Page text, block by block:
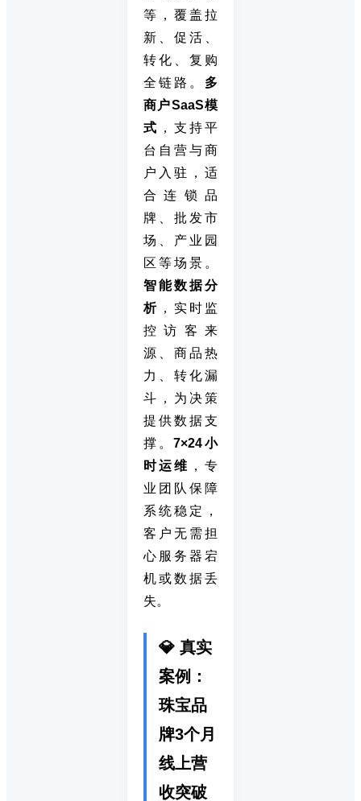
等，覆盖拉
新、促活、
转化、复购
全链路。 多
商户SaaS模
式 ，支持平
台自营与商
户入驻，适
合连锁品
牌、批发市
场、产业园
区等场景。
智能数据分
析 ，实时监
控访客来
源、商品热
力、转化漏
斗，为决策
提供数据支
撑。7×24小
时运维 ，专
业团队保障
系统稳定，
客户无需担
心服务器宕
机或数据丢
失。
💎 真实
案例：
珠宝品
牌3个月
线上营
收突破